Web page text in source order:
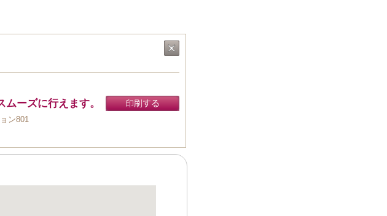
ムーズに行えます。
ン801